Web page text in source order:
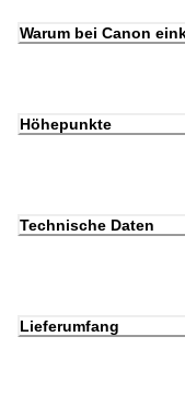
Warum bei Canon
Höhepunkte
Technische Daten
Lieferumfang